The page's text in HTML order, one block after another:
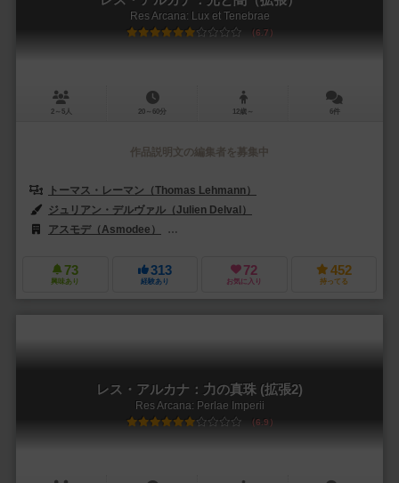
Res Arcana: Lux et Tenebrae
6.7
2～5人 20～60分 12歳～ 6件
作品説明文の編集者を募集中
トーマス・レーマン（Thomas Lehmann）
ジュリアン・デルヴァル（Julien Delval）
アスモデ（Asmodee）
73
興味あり
313
経験あり
72
お気に入り
452
持ってる
レス・アルカナ：力の真珠 (拡張2)
Res Arcana: Perlae Imperii
6.9